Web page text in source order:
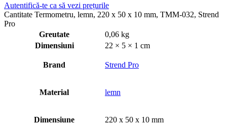
Autentifică-te ca să vezi prețurile
Cantitate Termometru, lemn, 220 x 50 x 10 mm, TMM-032, Strend
Pro
Greutate
0,06 kg
Dimensiuni
22 × 5 × 1 cm
Brand Strend Pro
Material lemn
Dimensiune 220 x 50 x 10 mm